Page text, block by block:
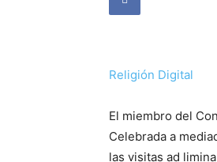
Religión Digital
El miembro del
Celebrada a
las visitas ad